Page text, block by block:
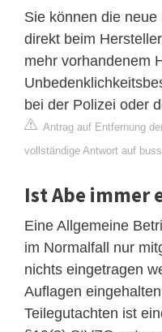
Sie können die
direkt beim
mehr vorhandenem
bei der Polizei oder
Antrag auf Entfernung
vollständige Antwort auf
Ist Abe immer
Eine Allgemeine
im Normalfall nur
nichts eingetragen
Auflagen
Teilegutachten ist